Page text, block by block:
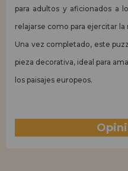
para adultos y aficionados a
relajarse como para ejercitar la
Una vez completado, este
pieza decorativa, ideal para
los paisajes europeos.